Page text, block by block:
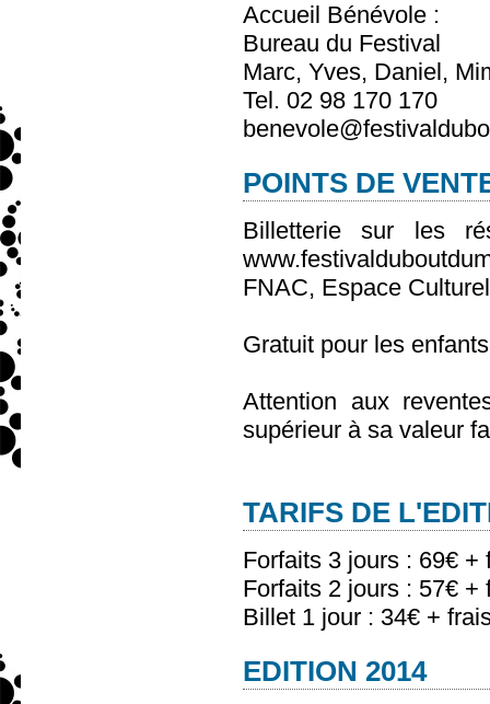
Accueil Bénévole :
Bureau du Festival
Marc, Yves, Daniel,
Tel. 02 98 170 170
POINTS DE
Billetterie sur les
FNAC, Espace
Gratuit pour les
Attention aux
supérieur à sa valeur
TARIFS DE
Forfaits 3 jours : 69€ +
Forfaits 2 jours : 57€ +
Billet 1 jour : 34€ +
EDITION 2014